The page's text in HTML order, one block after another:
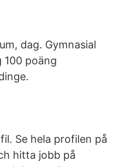
dag. Gymnasial
100 poäng
Se hela profilen på
hitta jobb på